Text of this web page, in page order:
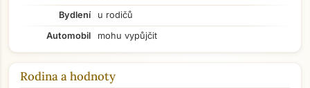
Bydlení
u rodičů
Automobil
mohu vypůjčit
Rodina a hodnoty